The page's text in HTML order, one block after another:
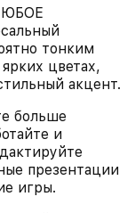
тонким
цветах,
акцент.
больше
и
презентации
игры.